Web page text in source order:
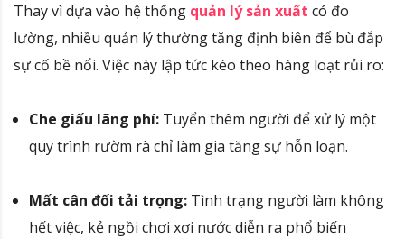
Thay vì dựa vào hệ thống quản lý sản xuất có đo
lường, nhiều quản lý thường tăng định biên để bù đắp
sự cố bề nổi. Việc này lập tức kéo theo hàng loạt rủi ro:
Che giấu lãng phí: Tuyển thêm người để xử lý một
quy trình rườm rà chỉ làm gia tăng sự hỗn loạn.
Mất cân đối tải trọng: Tình trạng người làm không
hết việc, kẻ ngồi chơi xơi nước diễn ra phổ biến